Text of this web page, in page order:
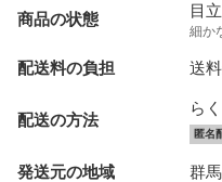
商品の状態 目
細か
配送料の負担 送
配送の方法
ら
匿名
発送元の地域 群